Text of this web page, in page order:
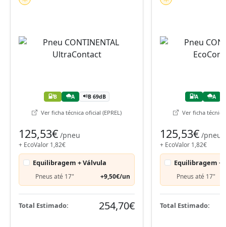
B A B 69dB
Ver ficha técnica oficial (EPREL)
125,53€ /pneu
+ EcoValor 1,82€
Equilibragem + Válvula
Pneus até 17" +9,50€/un
Total Estimado: 254,70€
A A
Ver ficha técnica
125,53€ /pneu
+ EcoValor 1,82€
Equilibragem +
Pneus até 17"
Total Estimado: